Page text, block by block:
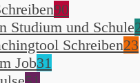
90
Studium und Schule
Schreiben23
Job31